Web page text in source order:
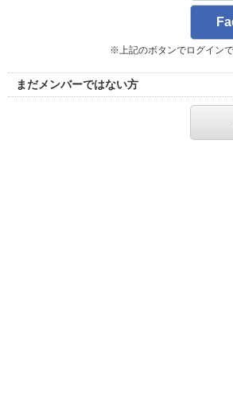
※上記のボタンでログイン
まだメンバーではない方